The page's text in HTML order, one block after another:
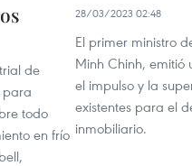
de
para
todo
en frío
28/03/2023 02:48
El primer ministro
Minh Chinh, emitió
el impulso y la
existentes para el
inmobiliario.